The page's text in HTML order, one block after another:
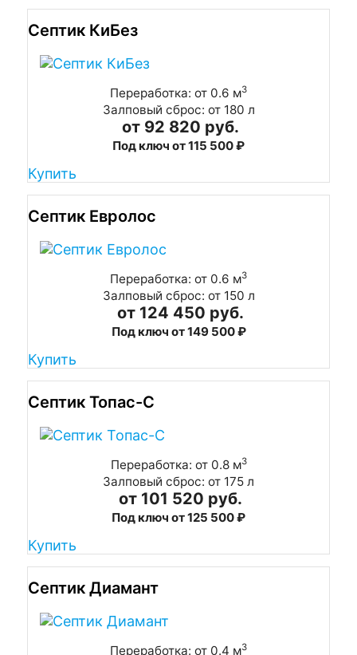
Септик КиБез
Переработка: от 0.6 м3
Залповый сброс: от 180 л
от 92 820 руб.
Под ключ от 115 500 ₽
Купить
Септик Евролос
Переработка: от 0.6 м3
Залповый сброс: от 150 л
от 124 450 руб.
Под ключ от 149 500 ₽
Купить
Септик Топас-С
Переработка: от 0.8 м3
Залповый сброс: от 175 л
от 101 520 руб.
Под ключ от 125 500 ₽
Купить
Септик Диамант
Переработка: от 0.4 м3